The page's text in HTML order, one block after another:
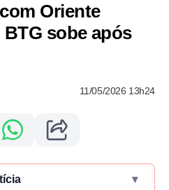
Oriente
sobe após
11/05/2026 13h24
▾